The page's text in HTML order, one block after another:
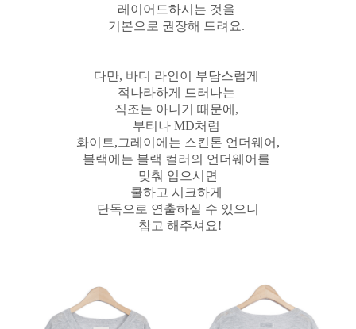
레이어드하시는 것을
기본으로 권장해 드려요.
다만, 바디 라인이 부담스럽게
적나라하게 드러나는
직조는 아니기 때문에,
부티나 MD처럼
화이트,그레이에는 스킨톤 언더웨어,
블랙에는 블랙 컬러의 언더웨어를
맞춰 입으시면
쿨하고 시크하게
단독으로 연출하실 수 있으니
참고 해주셔요!